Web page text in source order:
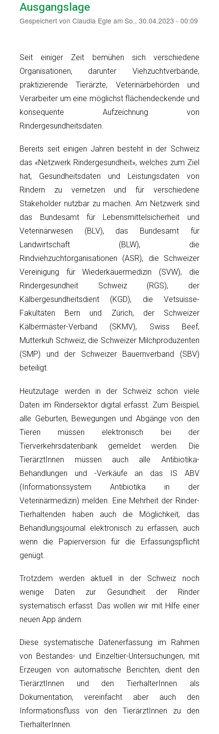
Ausgangslage
Gespeichert vonClaudia Egle amSo., 30.04.2023 - 00:09
Seit einiger Zeit bemühen sich verschiedene
Organisationen, darunter Viehzuchtverbände,
praktizierende Tierärzte, Veterinärbehörden und
Verarbeiter um eine möglichst flächendeckende und
konsequente Aufzeichnung von
Rindergesundheitsdaten.
Bereits seit einigen Jahren besteht in der Schweiz
das «Netzwerk Rindergesundheit», welches zum Ziel
hat, Gesundheitsdaten und Leistungsdaten von
Rindern zu vernetzen und für verschiedene
Stakeholder nutzbar zu machen. Am Netzwerk sind
das Bundesamt für Lebensmittelsicherheit und
Veterinärwesen (BLV), das Bundesamt für
Landwirtschaft (BLW), die
Rindviehzuchtorganisationen (ASR), die Schweizer
Vereinigung für Wiederkäuermedizin (SVW), die
Rindergesundheit Schweiz (RGS), der
Kälbergesundheitsdient (KGD), die Vetsuisse-
Fakultäten Bern und Zürich, der Schweizer
Kälbermäster-Verband (SKMV), Swiss Beef,
Mutterkuh Schweiz, die Schweizer Milchproduzenten
(SMP) und der Schweizer Bauernverband (SBV)
beteiligt.
Heutzutage werden in der Schweiz schon viele
Daten im Rindersektor digital erfasst. Zum Beispiel,
alle Geburten, Bewegungen und Abgänge von den
Tieren müssen elektronisch bei der
Tierverkehrsdatenbank gemeldet werden. Die
TierärztInnen müssen auch alle Antibiotika-
Behandlungen und -Verkäufe an das IS ABV
(Informationssystem Antibiotika in der
Veterinärmedizin) melden. Eine Mehrheit der Rinder-
Tierhaltenden haben auch die Möglichkeit, das
Behandlungsjournal elektronisch zu erfassen, auch
wenn die Papierversion für die Erfassungspflicht
genügt.
Trotzdem werden aktuell in der Schweiz noch
wenige Daten zur Gesundheit der Rinder
systematisch erfasst. Das wollen wir mit Hilfe einer
neuen App ändern.
Diese systematische Datenerfassung im Rahmen
von Bestandes- und Einzeltier-Untersuchungen, mit
Erzeugen von automatische Berichten, dient den
TierärztInnen und den TierhalterInnen als
Dokumentation, vereinfacht aber auch den
Informationsfluss von den TierärztInnen zu den
TierhalterInnen.